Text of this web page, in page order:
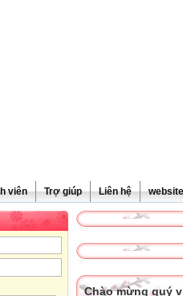
viên Trợ giúp Liên hệ
Chào mừng quý